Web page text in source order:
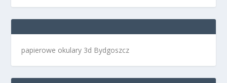
papierowe okulary 3d Bydgoszcz